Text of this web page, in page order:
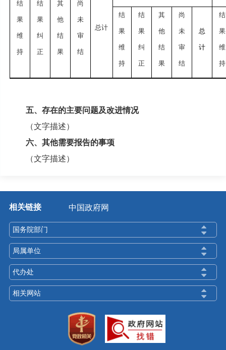
结
果
维
持
结
果
纠
正
其
他
结
果
尚
未
审
结
总计
结
果
维
持
结
果
纠
正
其
他
结
果
尚
未
审
结
总
计
结
果
维
持
五、存在的主要问题及改进情况
（文字描述）
六、其他需要报告的事项
（文字描述）
相关链接 中国政府网
国务院部门
局属单位
代办处
相关网站